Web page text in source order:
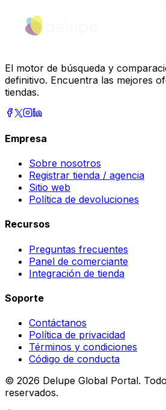
El motor de búsqueda y
definitivo. Encuentra las mejores
tiendas.
Empresa
Sobre nosotros
Registrar tienda / agencia
Sitio web
Política de devoluciones
Recursos
Preguntas frecuentes
Panel de comerciante
Integración de tienda
Soporte
Contáctanos
Política de privacidad
Términos y condiciones
Código de conducta
© 2026 Delupe Global Portal.
reservados.